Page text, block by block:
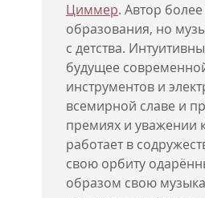
Циммер. Автор
образования, но
с детства.
будущее
инструментов и
всемирной славе и
премиях и уважении
работает в
свою орбиту
образом свою